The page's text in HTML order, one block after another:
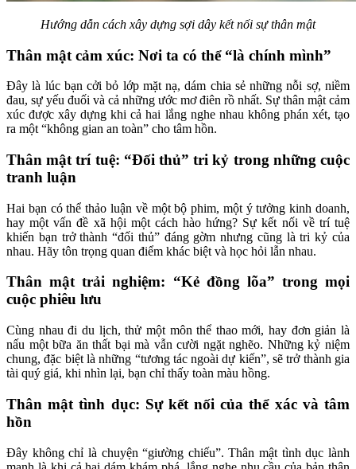
Hướng dẫn cách xây dựng sợi dây kết nối sự thân mật
Thân mật cảm xúc: Nơi ta có thể “là chính mình”
Đây là lúc bạn cởi bỏ lớp mặt nạ, dám chia sẻ những nỗi sợ, niềm
đau, sự yếu đuối và cả những ước mơ điên rồ nhất. Sự thân mật cảm
xúc được xây dựng khi cả hai lắng nghe nhau không phán xét, tạo
ra một “không gian an toàn” cho tâm hồn.
Thân mật trí tuệ: “Đối thủ” tri kỷ trong những cuộc
tranh luận
Hai bạn có thể thảo luận về một bộ phim, một ý tưởng kinh doanh,
hay một vấn đề xã hội một cách hào hứng? Sự kết nối về trí tuệ
khiến bạn trở thành “đối thủ” đáng gờm nhưng cũng là tri kỷ của
nhau. Hãy tôn trọng quan điểm khác biệt và học hỏi lẫn nhau.
Thân mật trải nghiệm: “Kẻ đồng lõa” trong mọi
cuộc phiêu lưu
Cùng nhau đi du lịch, thử một môn thể thao mới, hay đơn giản là
nấu một bữa ăn thất bại mà vẫn cười ngặt nghẽo. Những kỷ niệm
chung, đặc biệt là những “tương tác ngoài dự kiến”, sẽ trở thành gia
tài quý giá, khi nhìn lại, bạn chỉ thấy toàn màu hồng.
Thân mật tình dục: Sự kết nối của thể xác và tâm
hồn
Đây không chỉ là chuyện “giường chiếu”. Thân mật tình dục lành